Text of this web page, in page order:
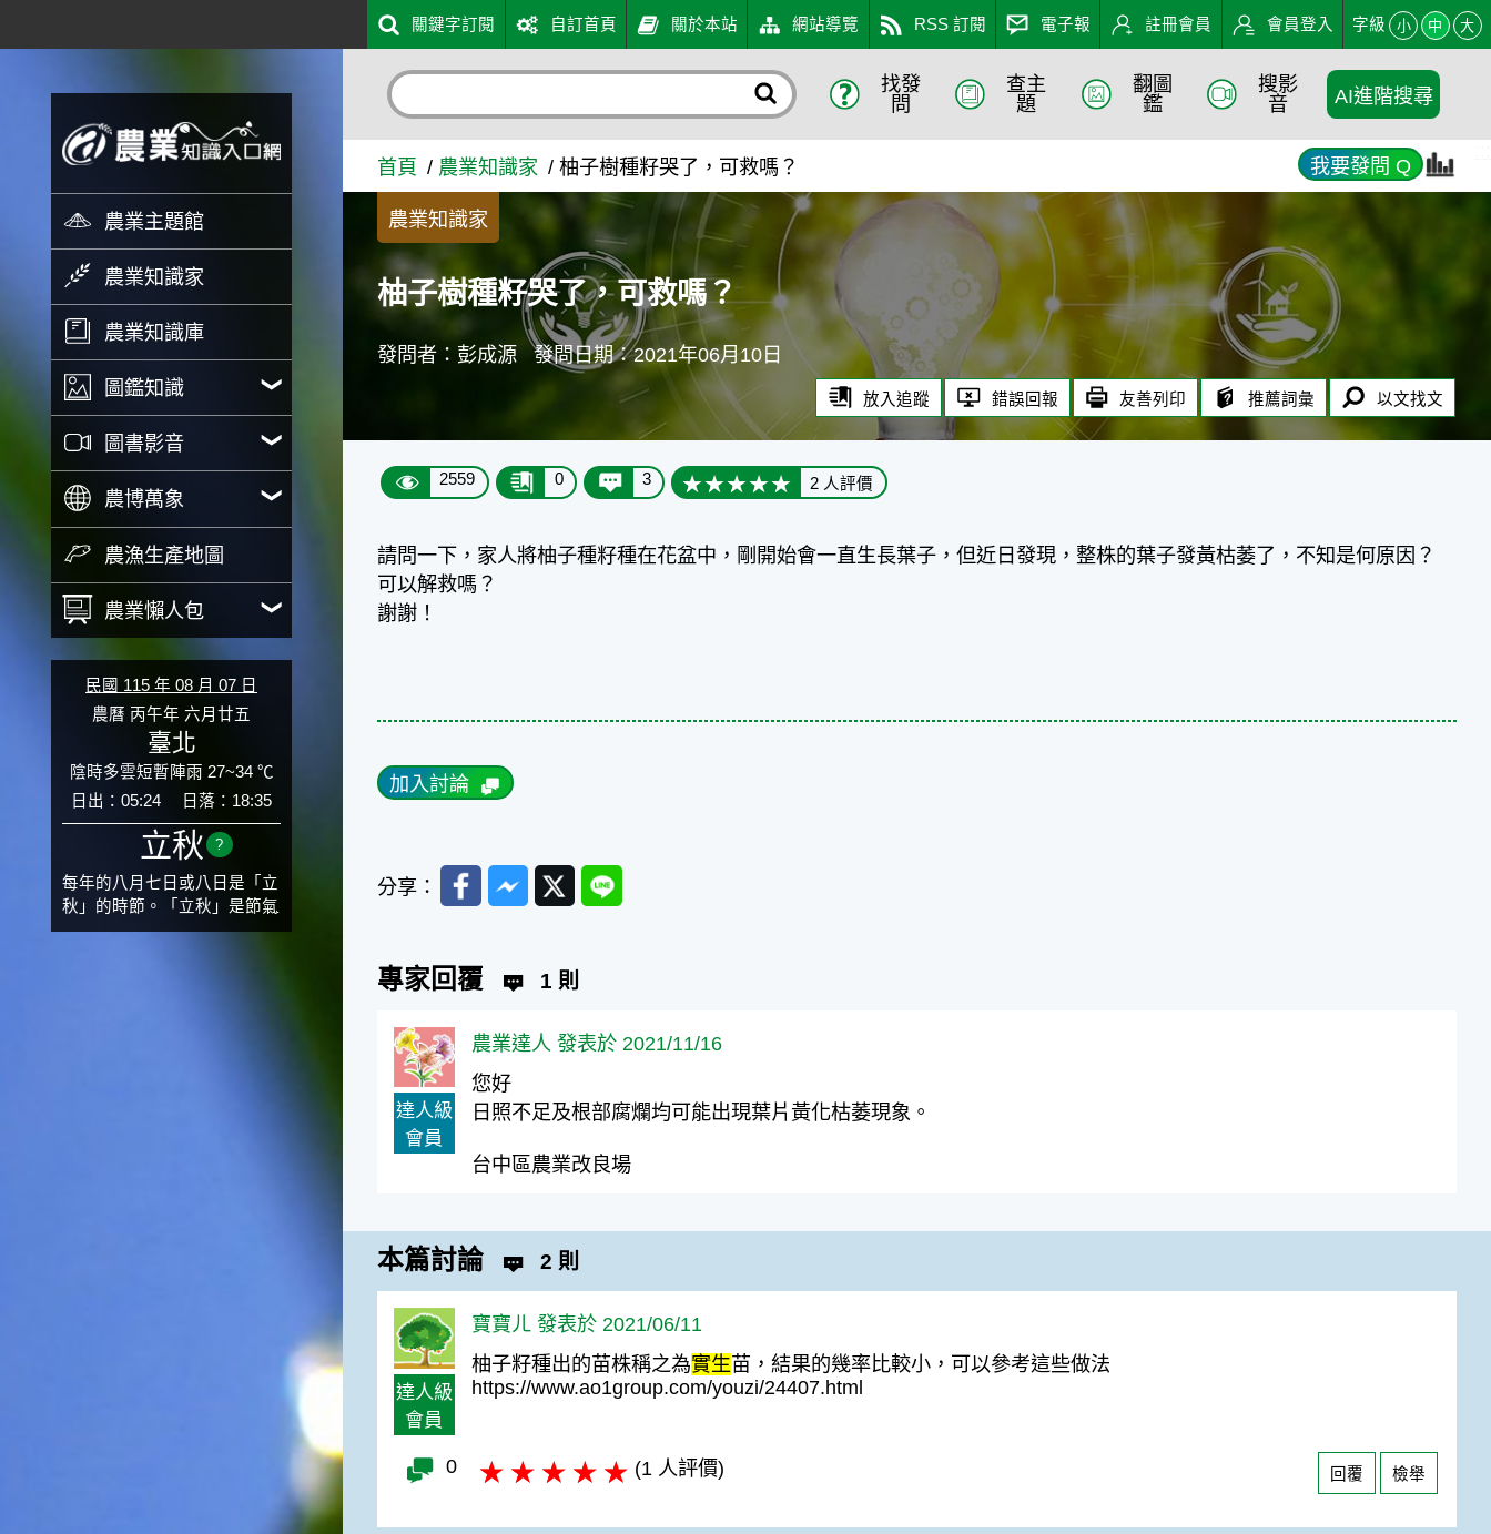
柚子樹種籽哭了，可救嗎？ - 農業知識入口網
農業主題館
農業知識家
農業知識庫
圖鑑知識
圖書影音
農博萬象
農漁生產地圖
農業懶人包
民國 115 年 08 月 07 日
農曆 丙午年 六月廿五
臺北
陰時多雲短暫陣雨 27~34 ℃
日出：05:24
日落：18:35
立秋 ?
每年的八月七日或八日是「立
秋」的時節。「立秋」是節氣
邁入秋涼的先聲，表示酷熱難
關鍵字訂閱 自訂首頁 關於本站 網站導覽 RSS 訂閱 電子報 註冊會員 會員登入 字級 小 中 大
找發
問
查主
題
翻圖
鑑
搜影
音
AI進階搜尋
首頁 農業知識家 柚子樹種籽哭了，可救嗎？ 我要發問 Q
農業知識家
柚子樹種籽哭了，可救嗎？
發問者：彭成源 發問日期：2021年06月10日
放入追蹤 錯誤回報 友善列印 推薦詞彙 以文找文
2559 0 3 2 人評價
請問一下，家人將柚子種籽種在花盆中，剛開始會一直生長葉子，但近日發現，整株的葉子發黃枯萎了，不知是何原因？
可以解救嗎？
謝謝！
加入討論
分享：
FacebookMessenger
TwitterLine
專家回覆 1 則
達人級
會員
農業達人 發表於 2021/11/16
您好
日照不足及根部腐爛均可能出現葉片黃化枯萎現象。
台中區農業改良場
本篇討論 2 則
達人級
會員
寶寶ㄦ 發表於 2021/06/11
柚子籽種出的苗株稱之為實生苗，結果的幾率比較小，可以參考這些做法
https://www.ao1group.com/youzi/24407.html
0 (1 人評價) 回覆 檢舉